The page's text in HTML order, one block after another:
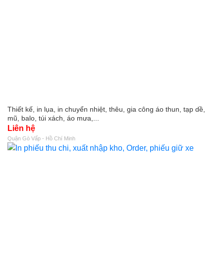
Thiết kế, in lụa, in chuyển nhiệt, thêu, gia công áo thun, tạp dề,
mũ, balo, túi xách, áo mưa,...
Liên hệ
Quận Gò Vấp - Hồ Chí Minh